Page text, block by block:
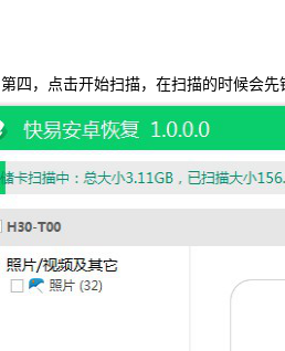
第四，点击开始扫描，在扫描的时候会先